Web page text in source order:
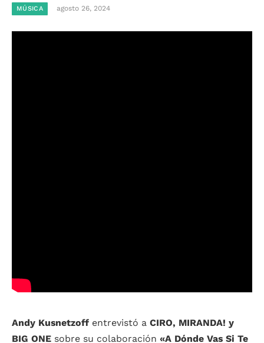
MÚSICA agosto 26, 2024
Andy Kusnetzoff entrevistó a CIRO, MIRANDA! y
BIG ONE sobre su colaboración «A Dónde Vas Si Te